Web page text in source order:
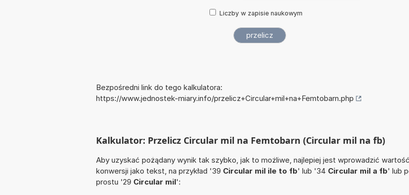
Liczby w zapisie naukowym
Bezpośredni link do tego kalkulatora:
https://www.jednostek-miary.info/przelicz+Circular+mil+na+Femtobarn.php
Kalkulator: Przelicz Circular mil na Femtobarn (Circular mil na fb)
Aby uzyskać pożądany wynik tak szybko, jak to możliwe, najlepiej jest wprowadzić
konwersji jako tekst, na przykład '39 Circular mil ile to fb' lub '34 Circular mil a fb' lub
prostu '29 Circular mil':